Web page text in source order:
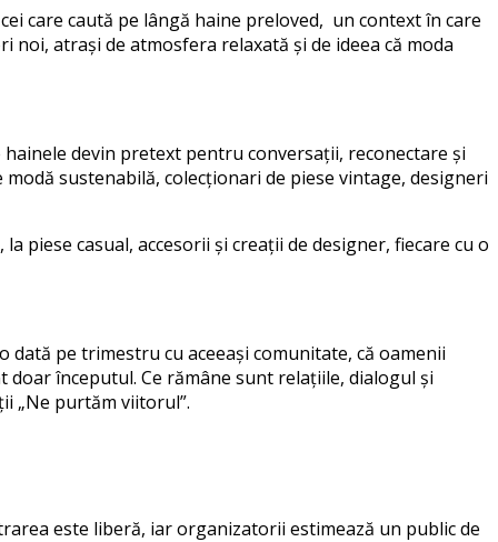
care caută pe lângă haine preloved, un context în care
atrași de atmosfera relaxată și de ideea că moda
devin pretext pentru conversații, reconectare și
sustenabilă, colecționari de piese vintage, designeri
piese casual, accesorii și creații de designer, fiecare cu o
pe trimestru cu aceeași comunitate, că oamenii
începutul. Ce rămâne sunt relațiile, dialogul și
„Ne purtăm viitorul”.
este liberă, iar organizatorii estimează un public de